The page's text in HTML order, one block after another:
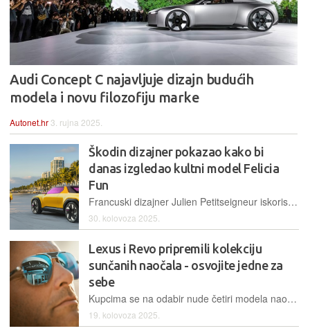
Audi Concept C najavljuje dizajn budućih
modela i novu filozofiju marke
Autonet.hr 3. rujna 2025.
Škodin dizajner pokazao kako bi
danas izgledao kultni model Felicia
Fun
Francuski dizajner Julien Petitseigneur iskoristio je novi dizajnerski jezik 'Modern Solid' i umjetnu inteligenciju kako bi stvorio suvremenu interpretaciju jednog od najoriginalnijih Škodinih modela
30. kolovoza 2025.
Lexus i Revo pripremili kolekciju
sunčanih naočala - osvojite jedne za
sebe
Kupcima se na odabir nude četiri modela naočala: Crafted, Spindle, Podium i Double Stint
19. kolovoza 2025.